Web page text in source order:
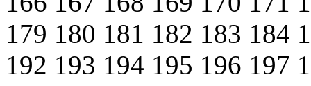
179 180 181 182 183 184
192 193 194 195 196 197